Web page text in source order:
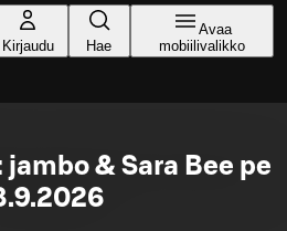
Kirjaudu Hae
Avaa
mobiilivalikko
jambo & Sara Bee pe